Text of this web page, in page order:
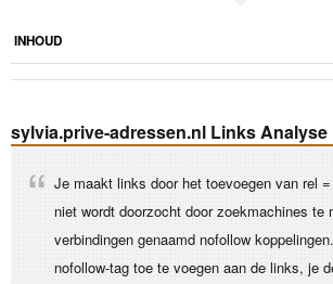
INHOUD
sylvia.prive-adressen.nl Links Analyse
Je maakt links door het toevoegen van rel
niet wordt doorzocht door zoekmachines te
verbindingen genaamd nofollow
nofollow-tag toe te voegen aan de links, je